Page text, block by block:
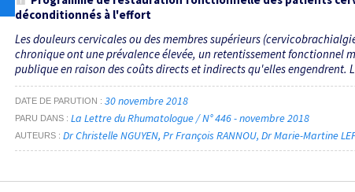
déconditionnés à l'effort
Les douleurs cervicales ou des membres supérieurs
chronique ont une prévalence élevée, un retentissement fonctionnel
publique en raison des coûts directs et indirects qu'elles engendrent.
DATE DE PARUTION 30 novembre 2018
PARU DANS La Lettre du Rhumatologue / N° 446 - novembre 2018
AUTEURS Dr Christelle NGUYEN Pr François RANNOU Dr Marie-Martine